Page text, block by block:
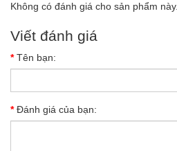
Không có đánh giá cho sản phẩm này.
Viết đánh giá
Tên bạn:
Đánh giá của bạn: